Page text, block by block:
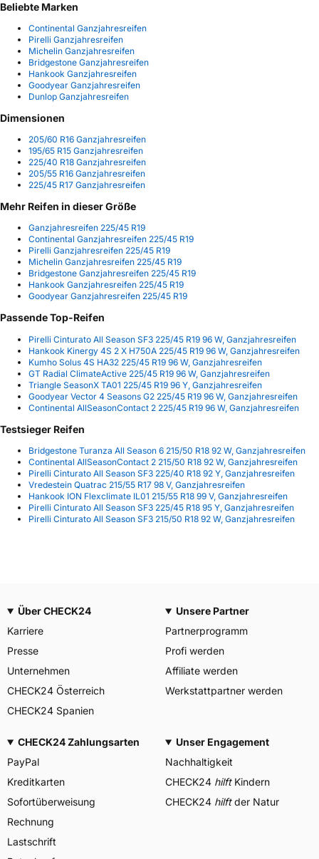
Beliebte Marken
Continental Ganzjahresreifen
Pirelli Ganzjahresreifen
Michelin Ganzjahresreifen
Bridgestone Ganzjahresreifen
Hankook Ganzjahresreifen
Goodyear Ganzjahresreifen
Dunlop Ganzjahresreifen
Dimensionen
205/60 R16 Ganzjahresreifen
195/65 R15 Ganzjahresreifen
225/40 R18 Ganzjahresreifen
205/55 R16 Ganzjahresreifen
225/45 R17 Ganzjahresreifen
Mehr Reifen in dieser Größe
Ganzjahresreifen 225/45 R19
Continental Ganzjahresreifen 225/45 R19
Pirelli Ganzjahresreifen 225/45 R19
Michelin Ganzjahresreifen 225/45 R19
Bridgestone Ganzjahresreifen 225/45 R19
Hankook Ganzjahresreifen 225/45 R19
Goodyear Ganzjahresreifen 225/45 R19
Passende Top-Reifen
Pirelli Cinturato All Season SF3 225/45 R19 96 W, Ganzjahresreifen
Hankook Kinergy 4S 2 X H750A 225/45 R19 96 W, Ganzjahresreifen
Kumho Solus 4S HA32 225/45 R19 96 W, Ganzjahresreifen
GT Radial ClimateActive 225/45 R19 96 W, Ganzjahresreifen
Triangle SeasonX TA01 225/45 R19 96 Y, Ganzjahresreifen
Goodyear Vector 4 Seasons G2 225/45 R19 96 W, Ganzjahresreifen
Continental AllSeasonContact 2 225/45 R19 96 W, Ganzjahresreifen
Testsieger Reifen
Bridgestone Turanza All Season 6 215/50 R18 92 W, Ganzjahresreifen
Continental AllSeasonContact 2 215/50 R18 92 W, Ganzjahresreifen
Pirelli Cinturato All Season SF3 225/40 R18 92 Y, Ganzjahresreifen
Vredestein Quatrac 215/55 R17 98 V, Ganzjahresreifen
Hankook ION Flexclimate IL01 215/55 R18 99 V, Ganzjahresreifen
Pirelli Cinturato All Season SF3 225/45 R18 95 Y, Ganzjahresreifen
Pirelli Cinturato All Season SF3 215/50 R18 92 W, Ganzjahresreifen
Über CHECK24
Karriere
Presse
Unternehmen
CHECK24 Österreich
CHECK24 Spanien
Unsere Partner
Partnerprogramm
Profi werden
Affiliate werden
Werkstattpartner werden
CHECK24 Zahlungsarten
PayPal
Kreditkarten
Sofortüberweisung
Rechnung
Lastschrift
Unser Engagement
Nachhaltigkeit
CHECK24 hilftKindern
CHECK24 hilftder Natur